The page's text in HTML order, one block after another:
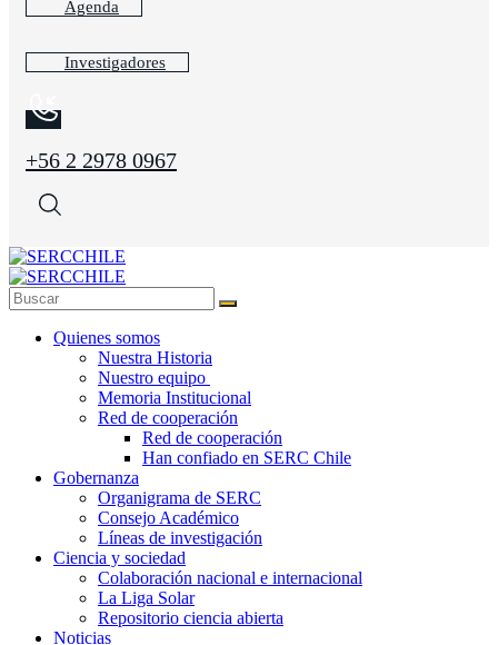
Agenda
Investigadores
+56 2 2978 0967
Quienes somos
Nuestra Historia
Nuestro equipo
Memoria Institucional
Red de cooperación
Red de cooperación
Han confiado en SERC Chile
Gobernanza
Organigrama de SERC
Consejo Académico
Líneas de investigación
Ciencia y sociedad
Colaboración nacional e internacional
La Liga Solar
Repositorio ciencia abierta
Noticias